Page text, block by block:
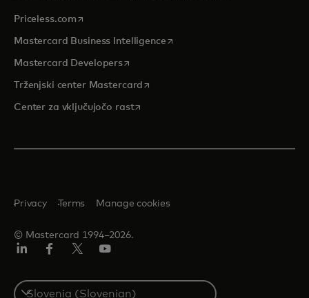
Priceless.com opens in a new tab
Mastercard Business Intelligenceopens in a new tab
Mastercard Developersopens in a new tab
Trženjski center Mastercard opens in a new tab
Center za vključujočo rastopens in a new tab
© Mastercard 1994–2026.
Privacy Terms Manage cookies
Select